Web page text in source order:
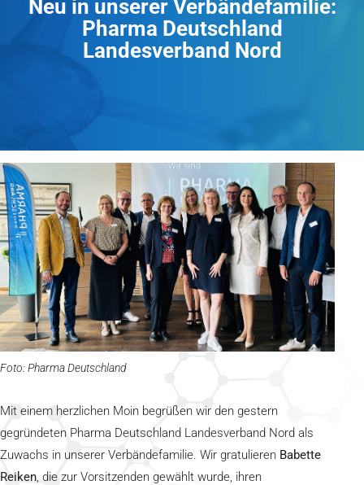
Neu in unserer Verbändefamilie:
Pharma Deutschland
Landesverband Nord
Foto: Pharma Deutschland
Mit einem herzlichen Moin begrüßen wir den gestern
gegründeten Pharma Deutschland Landesverband Nord als
Zuwachs in unserer Verbändefamilie. Wir gratulieren Babette
Reiken, die zur Vorsitzenden gewählt wurde, ihren